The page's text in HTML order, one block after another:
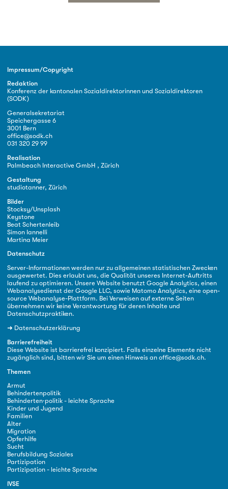
Impressum/Copyright
Redaktion
Konferenz der kantonalen Sozialdirektorinnen und Sozialdirektoren
(SODK)
Generalsekretariat
Speichergasse 6
3001 Bern
office@sodk.ch
031 320 29 99
Realisation
Palmbeach Interactive GmbH , Zürich
Gestaltung
studiotanner, Zürich
Bilder
Stocksy/Unsplash
Keystone
Beat Schertenleib
Simon Iannelli
Martina Meier
Datenschutz
Server-Informationen werden nur zu allgemeinen statistischen Zwecken
ausgewertet. Dies erlaubt uns, die Qualität unseres Internet-Auftritts
laufend zu optimieren. Unsere Website benutzt Google Analytics, einen
Webanalysedienst der Google LLC, sowie Matomo Analytics, eine open-
source Webanalyse-Plattform. Bei Verweisen auf externe Seiten
übernehmen wir keine Verantwortung für deren Inhalte und
Datenschutzpraktiken.
➜ Datenschutzerklärung
Barrierefreiheit
Diese Website ist barrierefrei konzipiert. Falls einzelne Elemente nicht
zugänglich sind, bitten wir Sie um einen Hinweis an office@sodk.ch.
Themen
Armut
Behindertenpolitik
Behinderten·politik - leichte Sprache
Kinder und Jugend
Familien
Alter
Migration
Opferhilfe
Sucht
Berufsbildung Soziales
Partizipation
Partizipation - leichte Sprache
IVSE